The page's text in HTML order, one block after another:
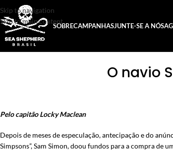
Skip to navigation
Skip to main content
SOBRECAMPANHASJUNTE-SE A NÓS
O navio
Pelo capitão Locky Maclean
Depois de meses de especulação, antecipação e do
Simpsons”, Sam Simon, doou fundos para a compra de